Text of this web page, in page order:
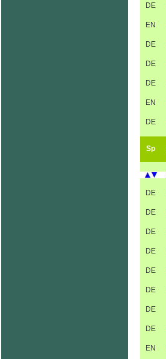
DE
EN
DE
DE
DE
EN
DE
Sp
DE
DE
DE
DE
DE
DE
DE
DE
EN